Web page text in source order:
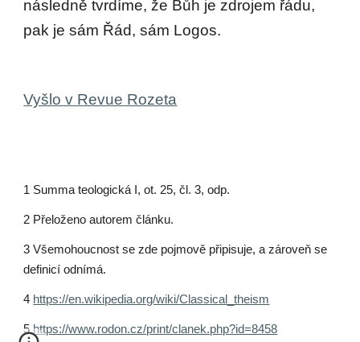
následně tvrdíme, že Bůh je zdrojem řádu,
pak je sám Řád, sám Logos.
Vyšlo v Revue Rozeta
1 Summa teologická I, ot. 25, čl. 3, odp.
2 Přeloženo autorem článku.
3 Všemohoucnost se zde pojmově připisuje, a zároveň se
definicí odnímá.
4 https://en.wikipedia.org/wiki/Classical_theism
5https://www.rodon.cz/print/clanek.php?id=8458